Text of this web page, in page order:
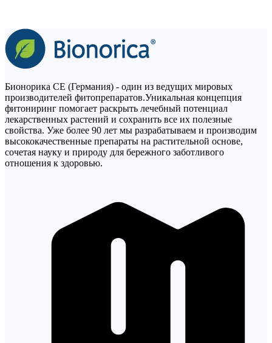
Бионорика СЕ (Германия) - один из ведущих мировых
производителей фитопрепаратов.Уникальная концепция
фитониринг помогает раскрыть лечебный потенциал
лекарственных растений и сохранить все их полезные
свойства. Уже более 90 лет мы разрабатываем и производим
высококачественные препараты на растительной основе,
сочетая науку и природу для бережного заботливого
отношения к здоровью.